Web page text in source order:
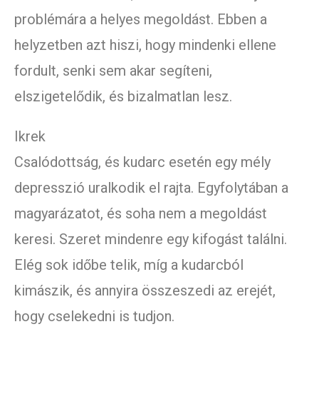
problémára a helyes megoldást. Ebben a
helyzetben azt hiszi, hogy mindenki ellene
fordult, senki sem akar segíteni,
elszigetelődik, és bizalmatlan lesz.
Ikrek
Csalódottság, és kudarc esetén egy mély
depresszió uralkodik el rajta. Egyfolytában a
magyarázatot, és soha nem a megoldást
keresi. Szeret mindenre egy kifogást találni.
Elég sok időbe telik, míg a kudarcból
kimászik, és annyira összeszedi az erejét,
hogy cselekedni is tudjon.